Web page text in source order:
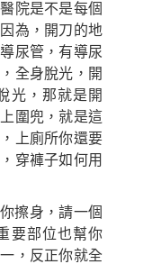
院是不是每個
為，開刀的地
尿管，有導尿
全身脫光，開
光，那就是開
圍兜，就是這
上廁所你還要
穿褲子如何用
擦身，請一個
要部位也幫你
，反正你就全